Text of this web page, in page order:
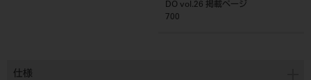
DO vol.26 掲載ページ
700
仕様